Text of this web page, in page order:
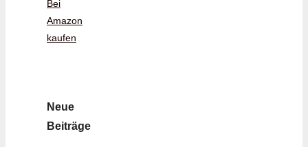
Bei
Amazon
kaufen
Neue
Beiträge